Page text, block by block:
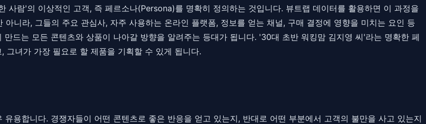
사람'의 이상적인 고객, 즉 페르소나(Persona)를 명확히 정의하는 것입니다. 뷰트랩 데이터를 활용하면 이 과정을
니라, 그들의 주요 관심사, 자주 사용하는 온라인 플랫폼, 정보를 얻는 채널, 구매 결정에 영향을 미치는 요인 등
드는 모든 콘텐츠와 상품이 나아갈 방향을 알려주는 등대가 됩니다. '30대 초반 워킹맘 김지영 씨'라는 명확한 페
그녀가 가장 필요로 할 제품을 기획할 수 있게 됩니다.
용합니다. 경쟁자들이 어떤 콘텐츠로 좋은 반응을 얻고 있는지, 반대로 어떤 부분에서 고객의 불만을 사고 있는지